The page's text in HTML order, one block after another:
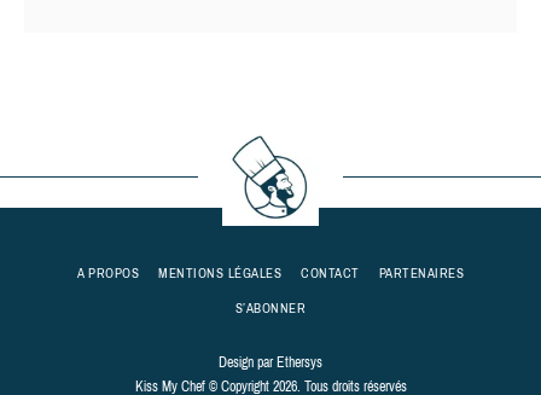
A PROPOS MENTIONS LÉGALES CONTACT
PARTENAIRES
S’ABONNER
Design parEthersys
Kiss My Chef © Copyright 2026. Tous droits réservés